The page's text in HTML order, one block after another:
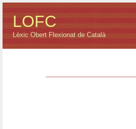
LOFC
Lèxic Obert Flexionat de Català